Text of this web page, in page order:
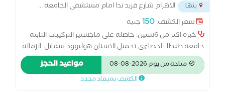
بنها الاهرام شارع فريد ندا امام مستشفى الجامعه...
سعر الكشف:150جنيه
خبره اكتر من 6سنين. حاصله على ماجستير التركيبات الثابته
جامعه طنطا . اخصاءى تجميل الاسنان هوليوود سمايل .الزماله
البريطانيه العامه سنه 2017
متاحة من يوم 2026-08-08 مواعيد الحجز
الكشف بميعاد محدد